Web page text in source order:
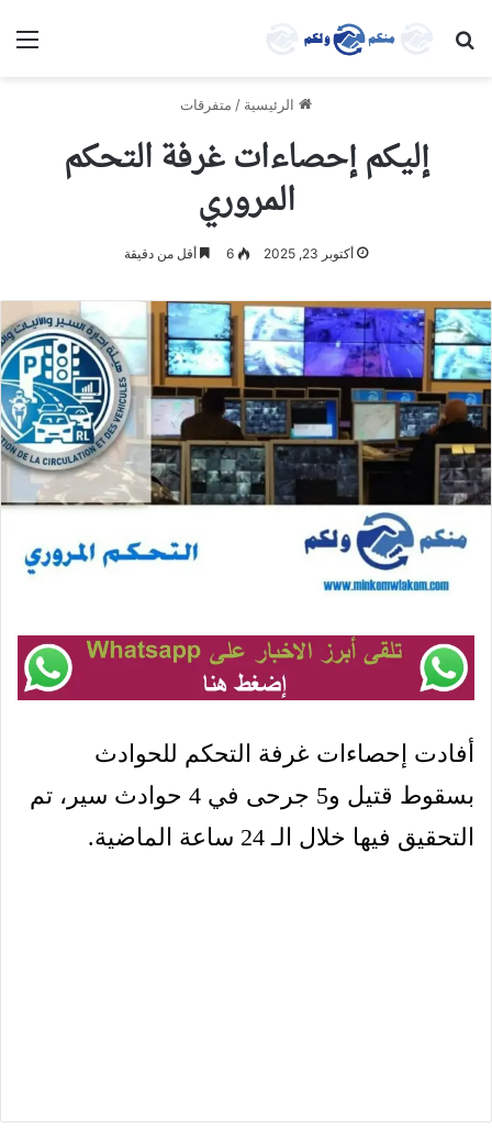
بحث عن
الرئيسية / متفرقات
إليكم إحصاءات غرفة التحكم
المروري
أكتوبر 23, 2025 6 أقل من دقيقة
أفادت إحصاءات غرفة التحكم للحوادث
بسقوط قتيل و5 جرحى في 4 حوادث سير، تم
التحقيق فيها خلال الـ 24 ساعة الماضية.